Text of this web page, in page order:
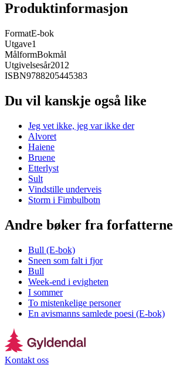
Produktinformasjon
FormatE-bok
Utgave1
MålformBokmål
Utgivelsesår2012
ISBN9788205445383
Du vil kanskje også like
Jeg vet ikke, jeg var ikke der
Alvoret
Haiene
Bruene
Etterlyst
Sult
Vindstille underveis
Storm i Fimbulbotn
Andre bøker fra forfatterne
Bull (E-bok)
Sneen som falt i fjor
Bull
Week-end i evigheten
I sommer
To mistenkelige personer
En avismanns samlede poesi (E-bok)
Kontakt oss